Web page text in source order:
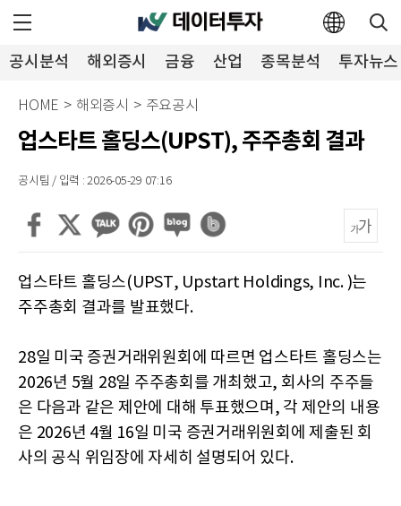
공시분석 해외증시 금융 산업 종목분석 투자뉴스
HOME > 해외증시 > 주요공시
업스타트 홀딩스(UPST), 주주총회 결과
공시팀 / 입력 : 2026-05-29 07:16
업스타트 홀딩스(UPST, Upstart Holdings, Inc. )는
주주총회 결과를 발표했다.
28일 미국 증권거래위원회에 따르면 업스타트 홀딩스는
2026년 5월 28일 주주총회를 개최했고, 회사의 주주들
은 다음과 같은 제안에 대해 투표했으며, 각 제안의 내용
은 2026년 4월 16일 미국 증권거래위원회에 제출된 회
사의 공식 위임장에 자세히 설명되어 있다.